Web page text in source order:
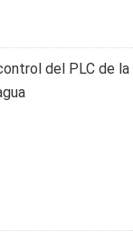
del PLC de la